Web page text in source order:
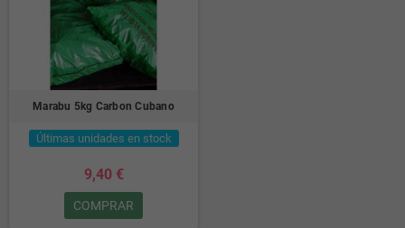
Marabu 5kg Carbon Cubano
Últimas unidades en stock
9,40 €
COMPRAR